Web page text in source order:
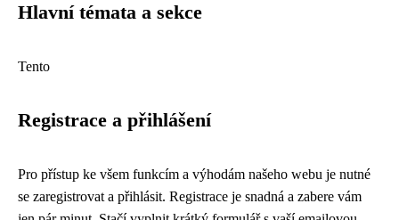
Hlavní témata a sekce
Tento
Registrace a přihlášení
Pro přístup ke všem funkcím a výhodám našeho webu je nutné
se zaregistrovat a přihlásit. Registrace je snadná a zabere vám